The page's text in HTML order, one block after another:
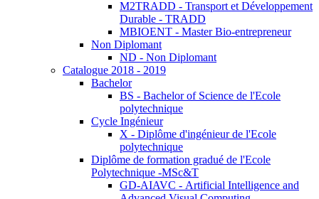
M2TRADD - Transport et Développement
Durable - TRADD
MBIOENT - Master Bio-entrepreneur
Non Diplomant
ND - Non Diplomant
Catalogue 2018 - 2019
Bachelor
BS - Bachelor of Science de l'Ecole
polytechnique
Cycle Ingénieur
X - Diplôme d'ingénieur de l'Ecole
polytechnique
Diplôme de formation gradué de l'Ecole
Polytechnique -MSc&T
GD-AIAVC - Artificial Intelligence and